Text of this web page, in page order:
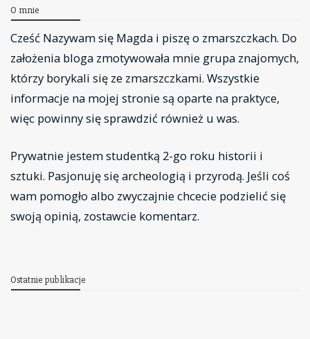
O mnie
Cześć Nazywam się Magda i piszę o zmarszczkach. Do
założenia bloga zmotywowała mnie grupa znajomych,
którzy borykali się ze zmarszczkami. Wszystkie
informacje na mojej stronie są oparte na praktyce,
więc powinny się sprawdzić również u was.
Prywatnie jestem studentką 2-go roku historii i
sztuki. Pasjonuję się archeologią i przyrodą. Jeśli coś
wam pomogło albo zwyczajnie chcecie podzielić się
swoją opinią, zostawcie komentarz.
Ostatnie publikacje